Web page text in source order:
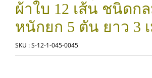
ผ้าใบ 12 เส้น ชนิดก
หนักยก 5 ตัน ยาว 3
SKU : S-12-1-045-0045